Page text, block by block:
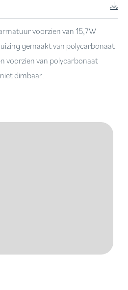
voorzien van 15,7W
gemaakt van polycarbonaat
voorzien van polycarbonaat
dimbaar.